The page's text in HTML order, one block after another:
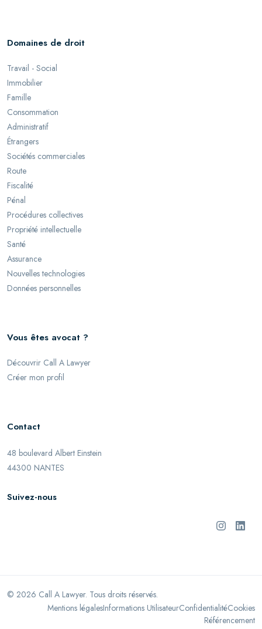
Domaines de droit
Travail - Social
Immobilier
Famille
Consommation
Administratif
Étrangers
Sociétés commerciales
Route
Fiscalité
Pénal
Procédures collectives
Propriété intellectuelle
Santé
Assurance
Nouvelles technologies
Données personnelles
Vous êtes avocat ?
Découvrir Call A Lawyer
Créer mon profil
Contact
48 boulevard Albert Einstein
44300 NANTES
Suivez-nous
© 2026 Call A Lawyer. Tous droits réservés.
Mentions légalesInformations UtilisateurConfidentialitéCookies
Référencement